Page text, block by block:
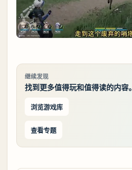
继续发现
找到更多值得玩和值得读的内容。
浏览游戏库
查看专题